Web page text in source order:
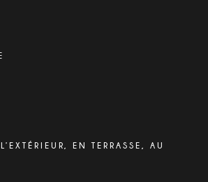
EN TERRASSE, AU